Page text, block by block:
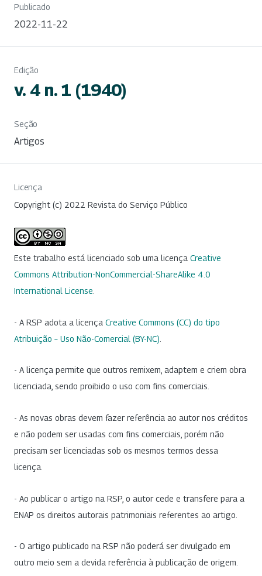
Publicado
2022-11-22
Edição
v. 4 n. 1 (1940)
Seção
Artigos
Licença
Copyright (c) 2022 Revista do Serviço Público
Este trabalho está licenciado sob uma licença Creative
Commons Attribution-NonCommercial-ShareAlike 4.0
International License
- A RSP adota a licença Creative Commons (CC) do tipo
Atribuição – Uso Não-Comercial (BY-NC)
- A licença permite que outros remixem, adaptem e criem obra
licenciada, sendo proibido o uso com fins comerciais.
- As novas obras devem fazer referência ao autor nos créditos
e não podem ser usadas com fins comerciais, porém não
precisam ser licenciadas sob os mesmos termos dessa
licença.
- Ao publicar o artigo na RSP, o autor cede e transfere para a
ENAP os direitos autorais patrimoniais referentes ao artigo.
- O artigo publicado na RSP não poderá ser divulgado em
outro meio sem a devida referência à publicação de origem.